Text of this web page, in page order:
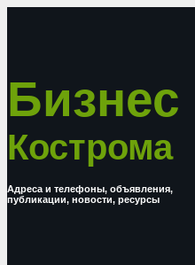
Бизнес
Кострома
Адреса и телефоны, объявления,
публикации, новости, ресурсы